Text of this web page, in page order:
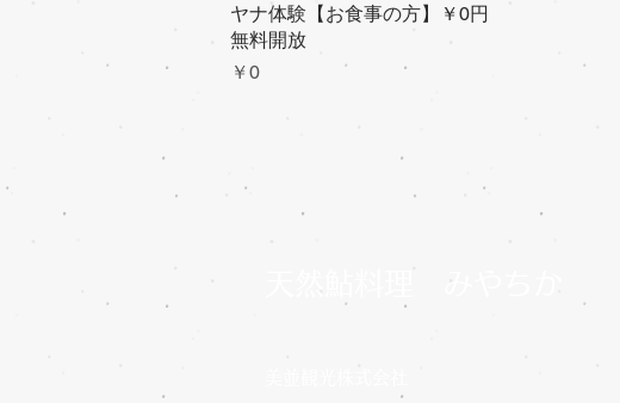
クイックビュー
ヤナ体験【お食事の方】￥0円
無料開放
価格
￥0
天然鮎料理 みやちか